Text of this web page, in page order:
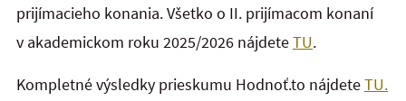
prijímacieho konania. Všetko o II. prijímacom konaní
v akademickom roku 2025/2026 nájdeteTU.
Kompletné výsledky prieskumu Hodnoť.to nájdeteTU.